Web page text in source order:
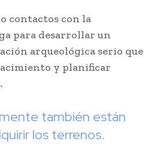
contactos con la
para desarrollar un
arqueológica serio que
y planificar
también están
los terrenos.